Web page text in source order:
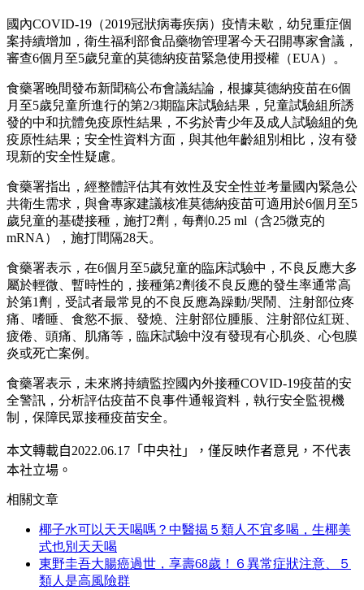
國內COVID-19（2019冠狀病毒疾病）疫情未歇，幼兒重症個
案持續增加，衛生福利部食品藥物管理署今天召開專家會議，
審查6個月至5歲兒童的莫德納疫苗緊急使用授權（EUA）。
食藥署晚間發布新聞稿公布會議結論，根據莫德納疫苗在6個
月至5歲兒童所進行的第2/3期臨床試驗結果，兒童試驗組所誘
發的中和抗體免疫原性結果，不劣於青少年及成人試驗組的免
疫原性結果；安全性資料方面，與其他年齡組別相比，沒有發
現新的安全性疑慮。
食藥署指出，經整體評估其有效性及安全性並考量國內緊急公
共衛生需求，與會專家建議核准莫德納疫苗可適用於6個月至5
歲兒童的基礎接種，施打2劑，每劑0.25 ml（含25微克的
mRNA），施打間隔28天。
食藥署表示，在6個月至5歲兒童的臨床試驗中，不良反應大多
屬於輕微、暫時性的，接種第2劑後不良反應的發生率通常高
於第1劑，受試者最常見的不良反應為躁動/哭鬧、注射部位疼
痛、嗜睡、食慾不振、發燒、注射部位腫脹、注射部位紅斑、
疲倦、頭痛、肌痛等，臨床試驗中沒有發現有心肌炎、心包膜
炎或死亡案例。
食藥署表示，未來將持續監控國內外接種COVID-19疫苗的安
全警訊，分析評估疫苗不良事件通報資料，執行安全監視機
制，保障民眾接種疫苗安全。
本文轉載自2022.06.17 「中央社」
，僅反映作者意見，不代表
本社立場。
相關文章
椰子水可以天天喝嗎？中醫揭５類人不宜多喝，生椰美
式也別天天喝
東野圭吾大腸癌過世，享壽68歲！６異常症狀注意、５
類人是高風險群